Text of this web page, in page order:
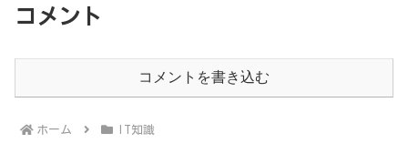
コメント
コメントを書き込む
ホーム IT知識